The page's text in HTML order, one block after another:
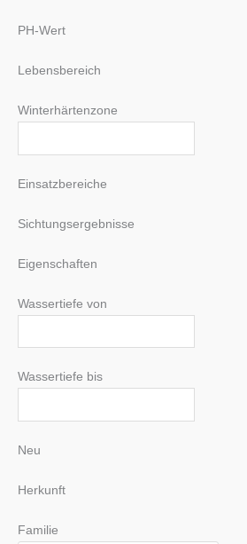
PH-Wert
Lebensbereich
Winterhärtenzone
Einsatzbereiche
Sichtungsergebnisse
Eigenschaften
Wassertiefe von
Wassertiefe bis
Neu
Herkunft
Familie